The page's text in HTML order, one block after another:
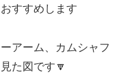
すすめします
アーム、カムシャフ
た図です🔽